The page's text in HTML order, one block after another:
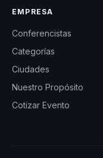
EMPRESA
Conferencistas
Categorías
Ciudades
Nuestro Propósito
Cotizar Evento